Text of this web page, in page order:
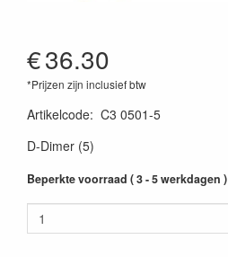
€36.30
*Prijzen zijn inclusief btw
Artikelcode: C3 0501-5
D-Dimer (5)
Beperkte voorraad ( 3 - 5 werkdagen )